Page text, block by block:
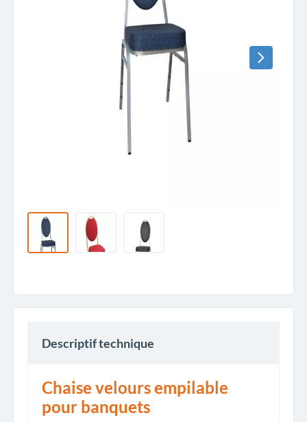
Descriptif technique
Chaise velours empilable
pour banquets